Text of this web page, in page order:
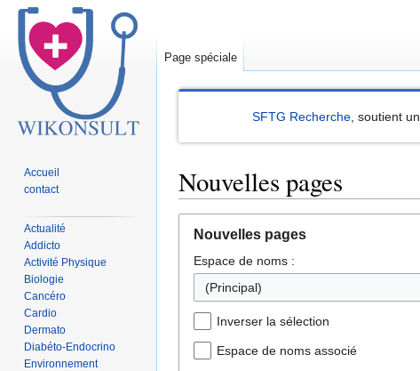
SFTG Recherche , soutient un
Nouvelles pages
navigation
recherche
Nouvelles pages
Espace de noms :
(Principal)
Inverser la sélection
Espace de noms associé
Page spéciale
Accueil
contact
Actualité
Addicto
Activité Physique
Biologie
Cancéro
Cardio
Dermato
Diabéto-Endocrino
Environnement